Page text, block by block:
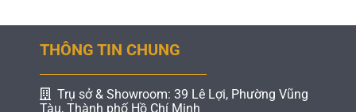
THÔNG TIN CHUNG
Trụ sở & Showroom: 39 Lê Lợi, Phường Vũng
Tàu, Thành phố Hồ Chí Minh